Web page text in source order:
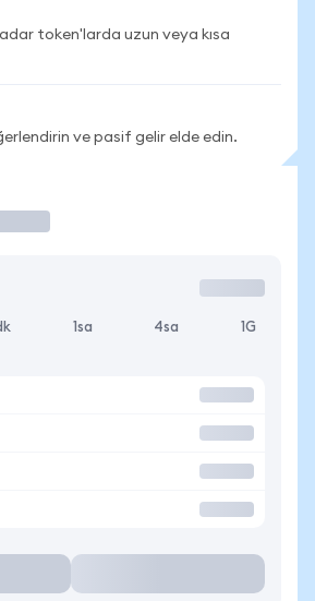
token'larda uzun veya kısa
ve pasif gelir elde edin.
1sa 4sa 1G